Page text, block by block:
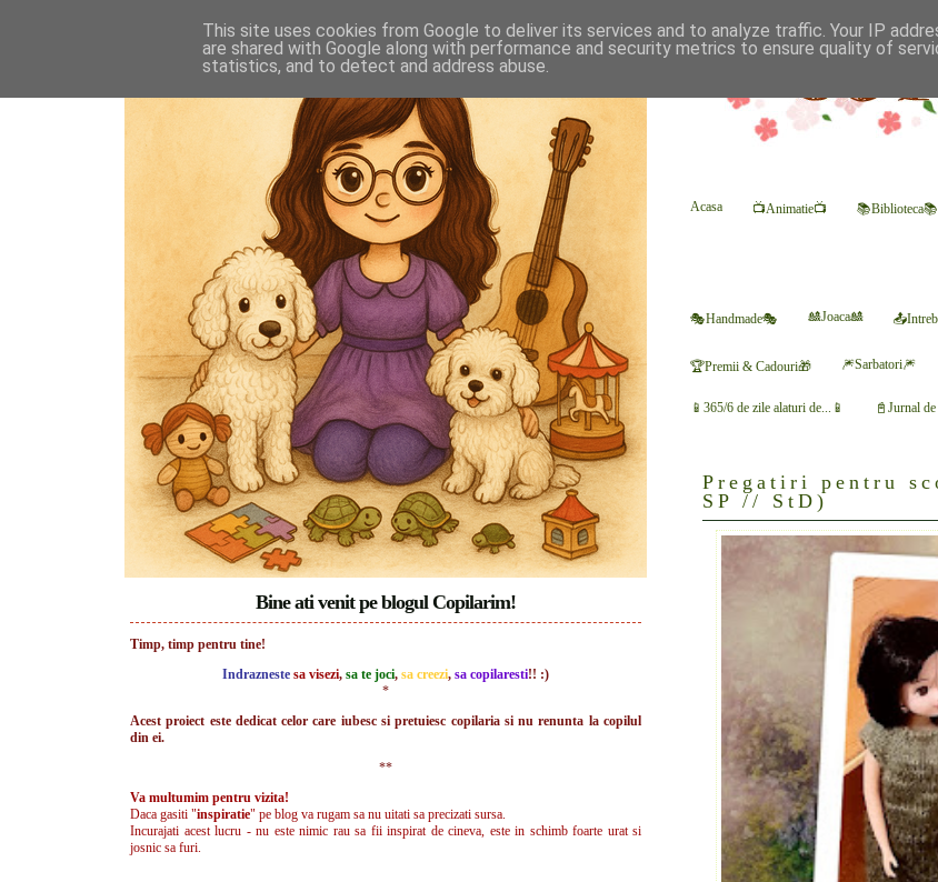
Acasa 📺Animatie📺 📚Biblioteca📚
🎭Handmade🎭 🎎Joaca🎎
🏆Premii & Cadouri🎁 🎆Sarbatori🎆
📱365/6 de zile alaturi de...📱 📓Jurnal
Pregatiri pentru
SP // StD)
Bine ati venit pe blogul Copilarim!
Timp, timp pentru tine!
Indrazneste sa visezi, sa te joci, sa creezi, sa copilaresti!! :)
*
Acest proiect este dedicat celor care iubesc si pretuiesc copilaria si nu renunta la copilul
din ei.
**
Va multumim pentru vizita!
Daca gasiti "inspiratie" pe blog va rugam sa nu uitati sa precizati sursa.
Incurajati acest lucru - nu este nimic rau sa fii inspirat de cineva, este in schimb foarte urat si
josnic sa furi.
This site uses cookies from Google to deliver its services and to analyze traffic. Your IP
are shared with Google along with performance and security metrics to ensure quality of
statistics, and to detect and address abuse.